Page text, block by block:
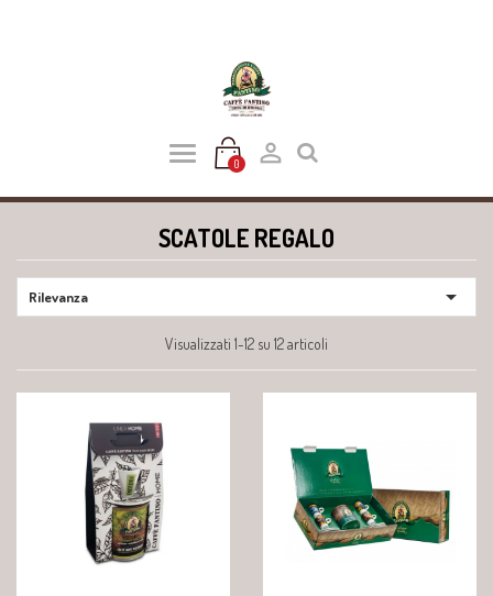
0 
SCATOLE REGALO
Rilevanza 
Visualizzati 1-12 su 12 articoli